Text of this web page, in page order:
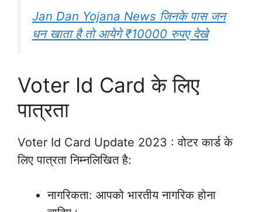
Jan Dan Yojana News जिनके पास जन
धन खाता है तो आयेगे ₹10000 रुपए देखे
Voter Id Card के लिए
पात्रता
Voter Id Card Update 2023 : वोटर कार्ड के
लिए पात्रता निम्नलिखित है:
नागरिकता: आपको भारतीय नागरिक होना